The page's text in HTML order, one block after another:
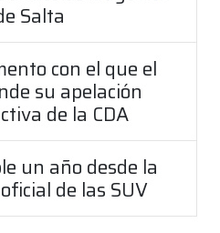
Salta
con el que el
su apelación
de la CDA
un año desde la
de las SUV